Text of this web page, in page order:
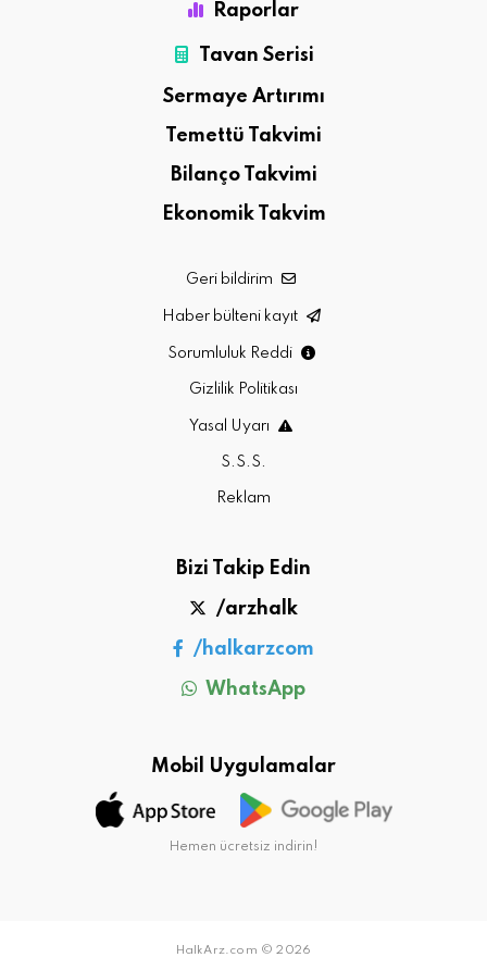
Raporlar
Tavan Serisi
Sermaye Artırımı
Temettü Takvimi
Bilanço Takvimi
Ekonomik Takvim
Geri bildirim
Haber bülteni kayıt
Sorumluluk Reddi
Gizlilik Politikası
Yasal Uyarı
S.S.S.
Reklam
Bizi Takip Edin
/arzhalk
/halkarzcom
WhatsApp
Mobil Uygulamalar
Hemen ücretsiz indirin!
HalkArz.com © 2026